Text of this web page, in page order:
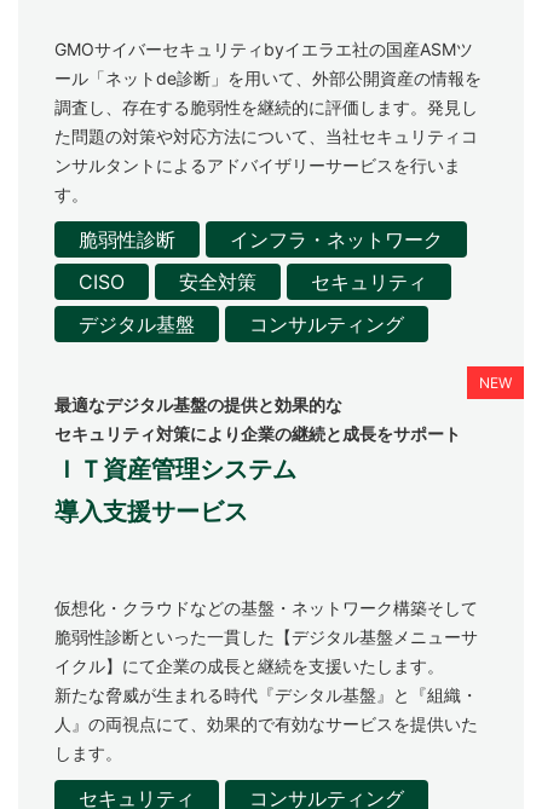
GMOサイバーセキュリティbyイエラエ社の国産ASMツ
ール「ネットde診断」を用いて、外部公開資産の情報を
調査し、存在する脆弱性を継続的に評価します。発見し
た問題の対策や対応方法について、当社セキュリティコ
ンサルタントによるアドバイザリーサービスを行いま
す。
脆弱性診断
インフラ・ネットワーク
CISO
安全対策
セキュリティ
デジタル基盤
コンサルティング
ＩＴ資産管理システム
導入支援サービス
最適なデジタル基盤の提供と効果的な
セキュリティ対策により企業の継続と成長をサポート
仮想化・クラウドなどの基盤・ネットワーク構築そして
脆弱性診断といった一貫した【デジタル基盤メニューサ
イクル】にて企業の成長と継続を支援いたします。
新たな脅威が生まれる時代『デシタル基盤』と『組織・
人』の両視点にて、効果的で有効なサービスを提供いた
します。
セキュリティ
コンサルティング